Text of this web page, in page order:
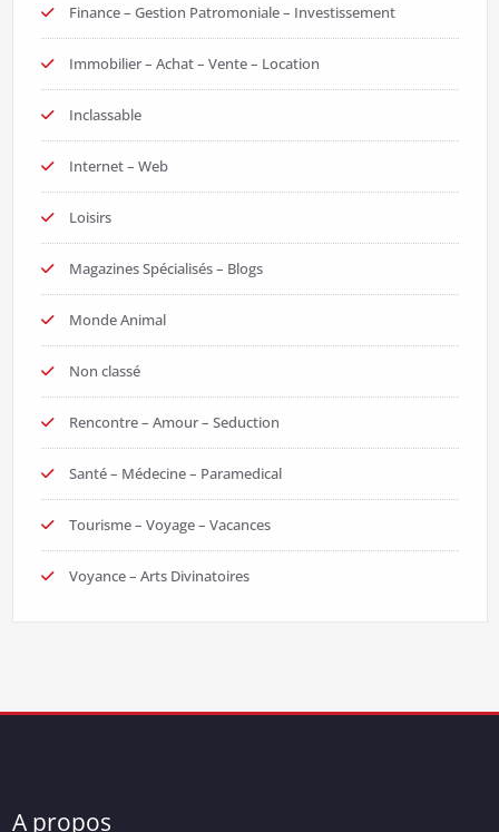
Finance – Gestion Patromoniale – Investissement
Immobilier – Achat – Vente – Location
Inclassable
Internet – Web
Loisirs
Magazines Spécialisés – Blogs
Monde Animal
Non classé
Rencontre – Amour – Seduction
Santé – Médecine – Paramedical
Tourisme – Voyage – Vacances
Voyance – Arts Divinatoires
A propos